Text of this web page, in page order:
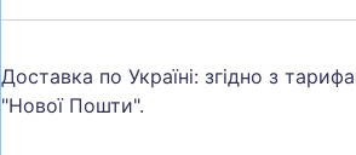
Доставка по Україні: згідно з
"Нової Пошти".